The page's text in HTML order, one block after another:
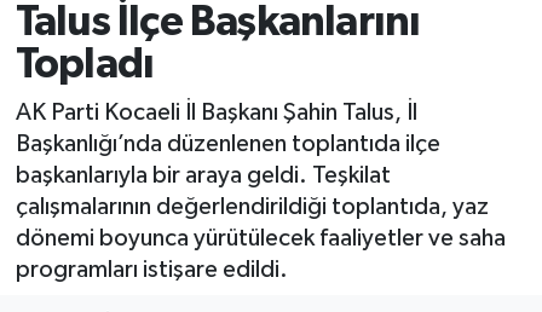
Talus İlçe Başkanlarını
Topladı
AK Parti Kocaeli İl Başkanı Şahin Talus, İl
Başkanlığı’nda düzenlenen toplantıda ilçe
başkanlarıyla bir araya geldi. Teşkilat
çalışmalarının değerlendirildiği toplantıda, yaz
dönemi boyunca yürütülecek faaliyetler ve saha
programları istişare edildi.